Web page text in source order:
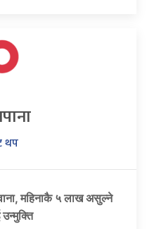
थप
महिनाकै ५ लाख असुल्ने